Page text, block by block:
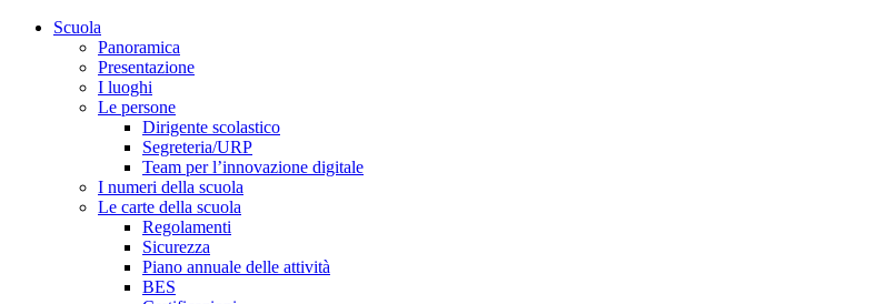
Scuola
Panoramica
Presentazione
I luoghi
Le persone
Dirigente scolastico
Segreteria/URP
Team per l’innovazione digitale
I numeri della scuola
Le carte della scuola
Regolamenti
Sicurezza
Piano annuale delle attività
BES